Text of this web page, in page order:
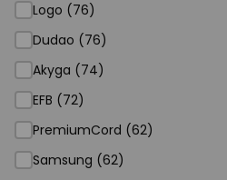
Logo (76)
Dudao (76)
Akyga (74)
EFB (72)
PremiumCord (62)
Samsung (62)